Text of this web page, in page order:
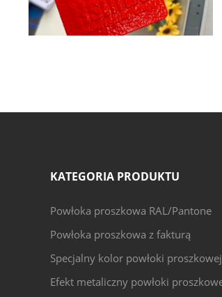
KATEGORIA PRODUKTU
Powłoka proszkowa RAL/Pantone
Powłoka proszkowa z fakturą
Specjalny kolor powłoki proszkowej
Efekt metaliczny powłoki